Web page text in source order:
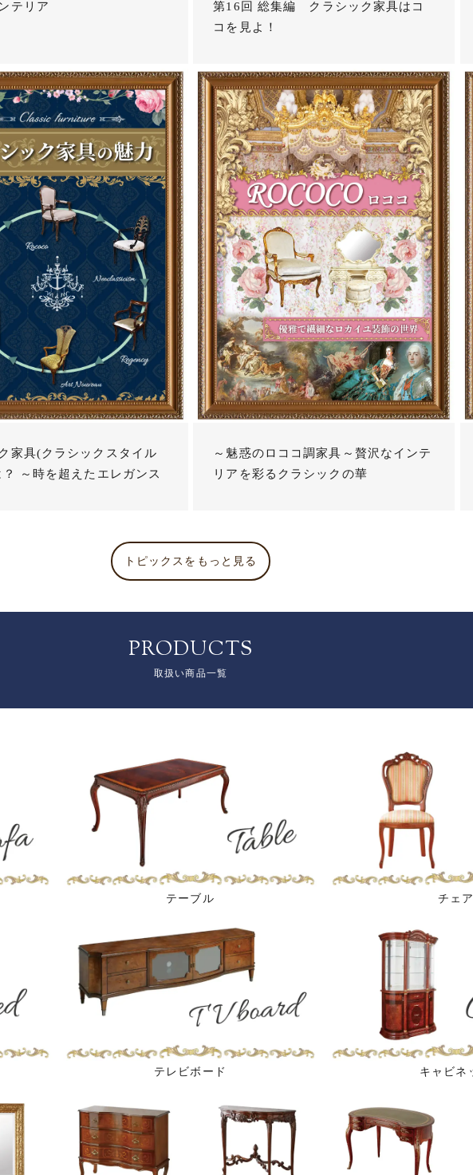
テリア
第16回 総集編 クラシック家具はコ
コを見よ！
家具(クラシックスタイル
～時を超えたエレガンス
～魅惑のロココ調家具～贅沢なインテ
リアを彩るクラシックの華
トピックスをもっと見る
PRODUCTS
取扱い商品一覧
テーブル チェア
テレビボード キャビネ